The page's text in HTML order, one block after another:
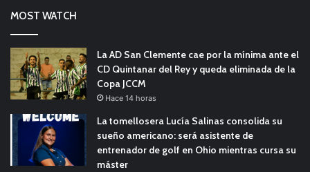
MOST WATCH
La AD San Clemente cae por la mínima ante el
CD Quintanar del Rey y queda eliminada de la
Copa JCCM
Hace 14 horas
La tomellosera Lucía Salinas consolida su
sueño americano: será asistente de
entrenador de golf en Ohio mientras cursa su
máster